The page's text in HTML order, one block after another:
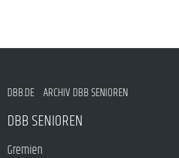
DBB.DE ARCHIV DBB SENIOREN
DBB SENIOREN
Gremien